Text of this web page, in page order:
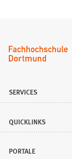
SERVICES
QUICKLINKS
PORTALE